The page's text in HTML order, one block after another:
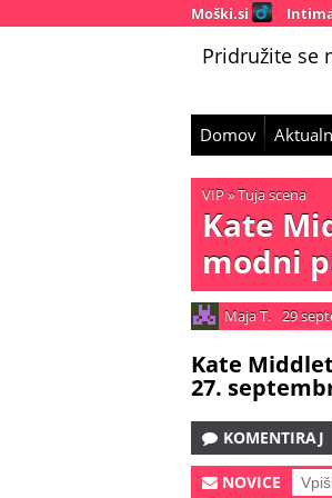
Moški.si
Pridružite se
Domov
VIP»Tuja scena
Kate
modni
Maja T. 29
Kate
27.
KOMENTIRAJ
NOVICE